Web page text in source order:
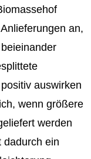
an,
auswirken
wenn größere
werden
dadurch ein